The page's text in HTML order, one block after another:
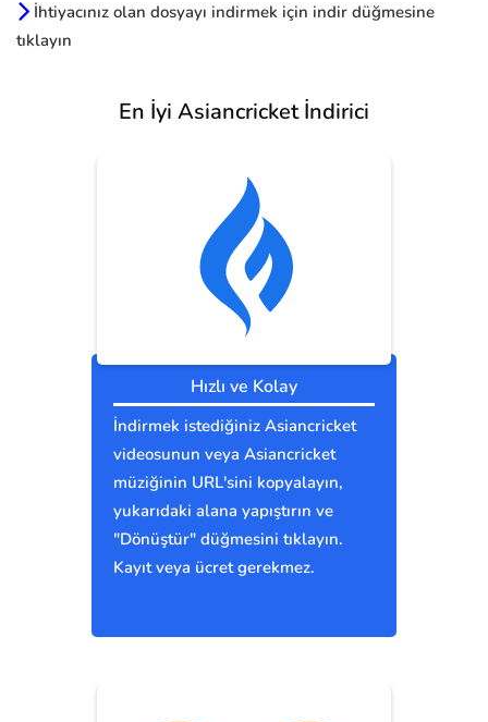
İhtiyacınız olan dosyayı indirmek için indir düğmesine
tıklayın
En İyi Asiancricket İndirici
Hızlı ve Kolay
İndirmek istediğiniz Asiancricket
videosunun veya Asiancricket
müziğinin URL'sini kopyalayın,
yukarıdaki alana yapıştırın ve
"Dönüştür" düğmesini tıklayın.
Kayıt veya ücret gerekmez.